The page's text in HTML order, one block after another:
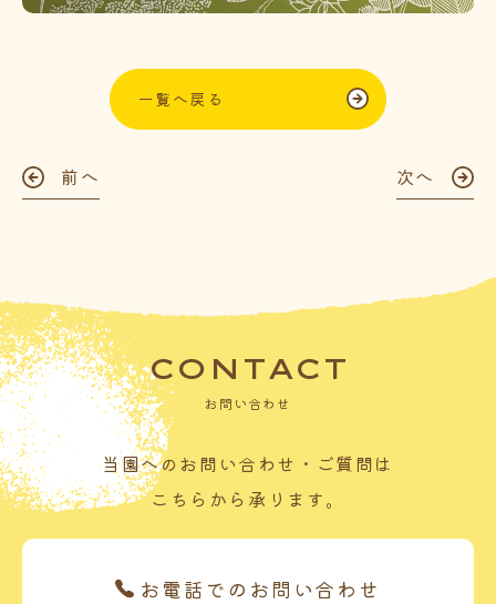
一覧へ戻る
前へ 次へ
CONTACT
お問い合わせ
当園へのお問い合わせ・ご質問は
こちらから承ります。
お電話でのお問い合わせ